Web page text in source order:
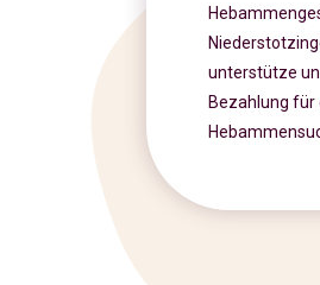
unterstütze
Bezahlung für